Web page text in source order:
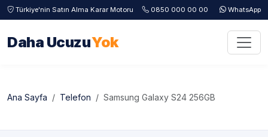
Türkiye'nin Satın Alma Karar Motoru 0850 000 00 00 WhatsApp
Daha UcuzuYok
Ana Sayfa Telefon Samsung Galaxy S24 256GB